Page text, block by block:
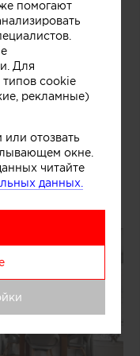
В османских
эпохи
мраморные
чугуном и
пространствах
мебелью
помогают
Для
типов cookie
рекламные)
отозвать
окне.
читайте
данных.